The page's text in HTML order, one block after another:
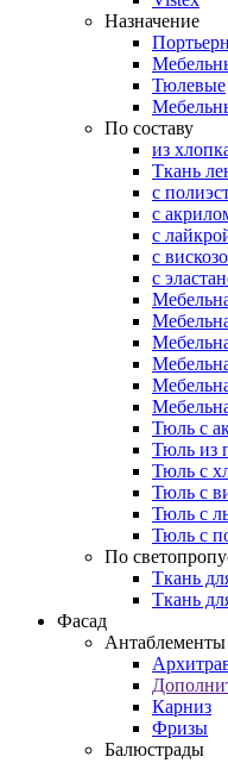
Назначение
Тюлевые
По составу
из
Ткань
с
с
с
с
с
Тюль с
Тюль из
Тюль с
Тюль с
Тюль с
Тюль с
По
Ткань
Ткань
Фасад
Антаблементы
Карниз
Фризы
Балюстрады